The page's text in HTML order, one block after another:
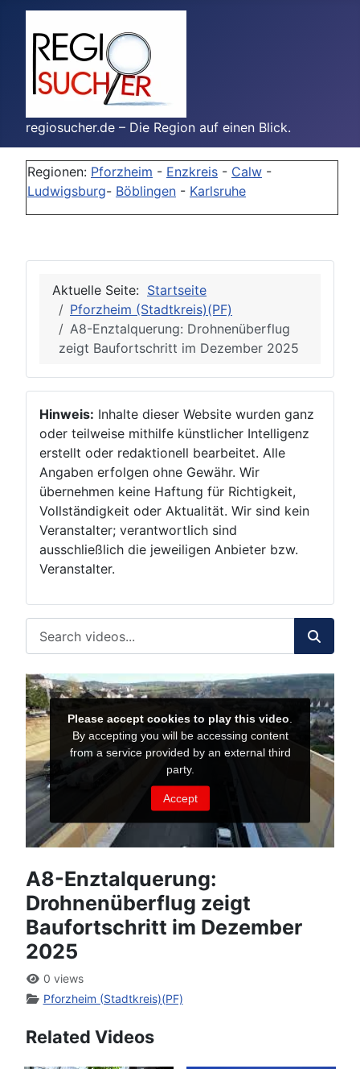
regiosucher.de – Die Region auf einen Blick.
Regionen: Pforzheim - Enzkreis - Calw -
Ludwigsburg- Böblingen - Karlsruhe
Aktuelle Seite: Startseite
Pforzheim (Stadtkreis)(PF)
A8-Enztalquerung: Drohnenüberflug
zeigt Baufortschritt im Dezember 2025
Hinweis: Inhalte dieser Website wurden ganz
oder teilweise mithilfe künstlicher Intelligenz
erstellt oder redaktionell bearbeitet. Alle
Angaben erfolgen ohne Gewähr. Wir
übernehmen keine Haftung für Richtigkeit,
Vollständigkeit oder Aktualität. Wir sind kein
Veranstalter; verantwortlich sind
ausschließlich die jeweiligen Anbieter bzw.
Veranstalter.
A8-Enztalquerung:
Drohnenüberflug zeigt
Baufortschritt im Dezember
2025
0 views
Pforzheim (Stadtkreis)(PF)
Related Videos